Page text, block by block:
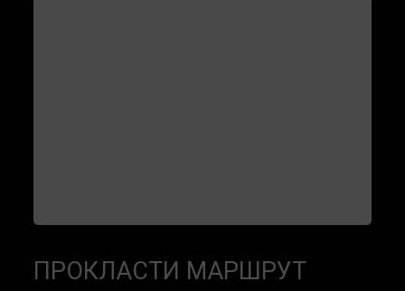
ПРОКЛАСТИ МАРШРУТ